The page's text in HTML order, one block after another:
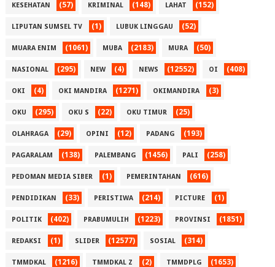
KESEHATAN (57) KRIMINAL (148) LAHAT (152)
LIPUTAN SUMSEL TV (1) LUBUK LINGGAU (52)
MUARA ENIM (1061) MUBA (2183) MURA (50)
NASIONAL (295) NEW (4) NEWS (12552) OI (408)
OKI (4) OKI MANDIRA (1271) OKIMANDIRA (3)
OKU (295) OKU S (22) OKU TIMUR (25)
OLAHRAGA (29) OPINI (12) PADANG (193)
PAGARALAM (138) PALEMBANG (1456) PALI (258)
PEDOMAN MEDIA SIBER (1) PEMERINTAHAN (616)
PENDIDIKAN (33) PERISTIWA (214) PICTURE (1)
POLITIK (402) PRABUMULIH (1223) PROVINSI (1851)
REDAKSI (1) SLIDER (12577) SOSIAL (314)
TMMDKAL (1216) TMMDKAL Z (2) TMMDPLG (1653)